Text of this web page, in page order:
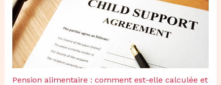
Pension alimentaire : comment est-elle calculée et